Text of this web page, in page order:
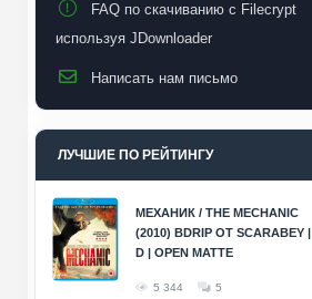
FAQ по скачиванию с Filecrypt
используя JDownloader
Написать нам письмо
ЛУЧШИЕ ПО РЕЙТИНГУ
МЕХАНИК / THE MECHANIC
(2010) BDRIP ОТ SCARABEY |
D | OPEN MATTE
5 344 5